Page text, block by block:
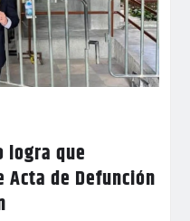
logra que
Acta de Defunción